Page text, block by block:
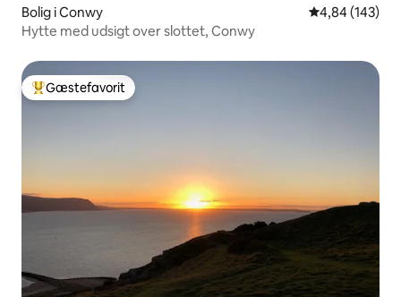
Bolig i Conwy 4,84 ud af 5 i
4,84 (143)
Hytte med udsigt over slottet, Conwy
Bedste gæstefavorit
Gæstefavorit